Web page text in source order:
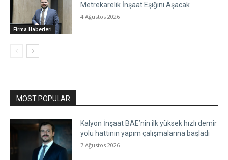
Firma Haberleri
Metrekarelik İnşaat Eşiğini Aşacak
4 Ağustos 2026
MOST POPULAR
Kalyon İnşaat BAE’nin ilk yüksek hızlı demir
yolu hattının yapım çalışmalarına başladı
7 Ağustos 2026